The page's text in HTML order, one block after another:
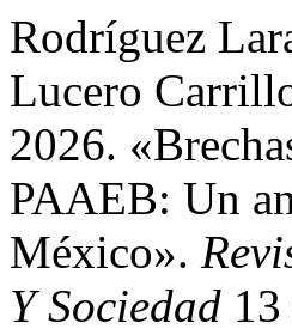
Rodríguez
Lucero
2026.
PAAEB: Un
México».
Y Sociedad